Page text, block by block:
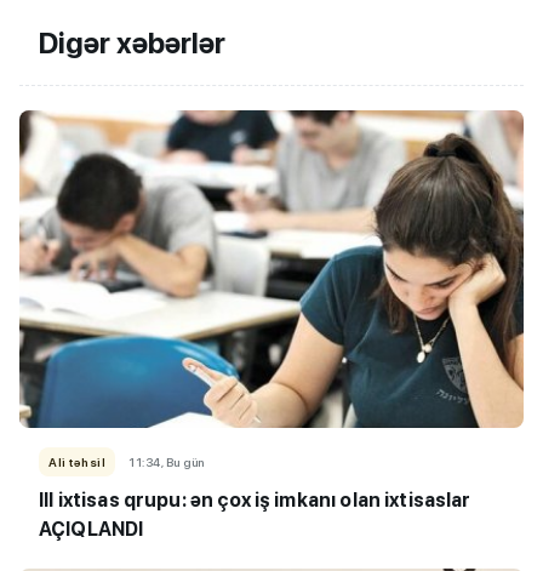
Digər xəbərlər
Ali təhsil 11:34, Bu gün
III ixtisas qrupu: ən çox iş imkanı olan ixtisaslar
AÇIQLANDI